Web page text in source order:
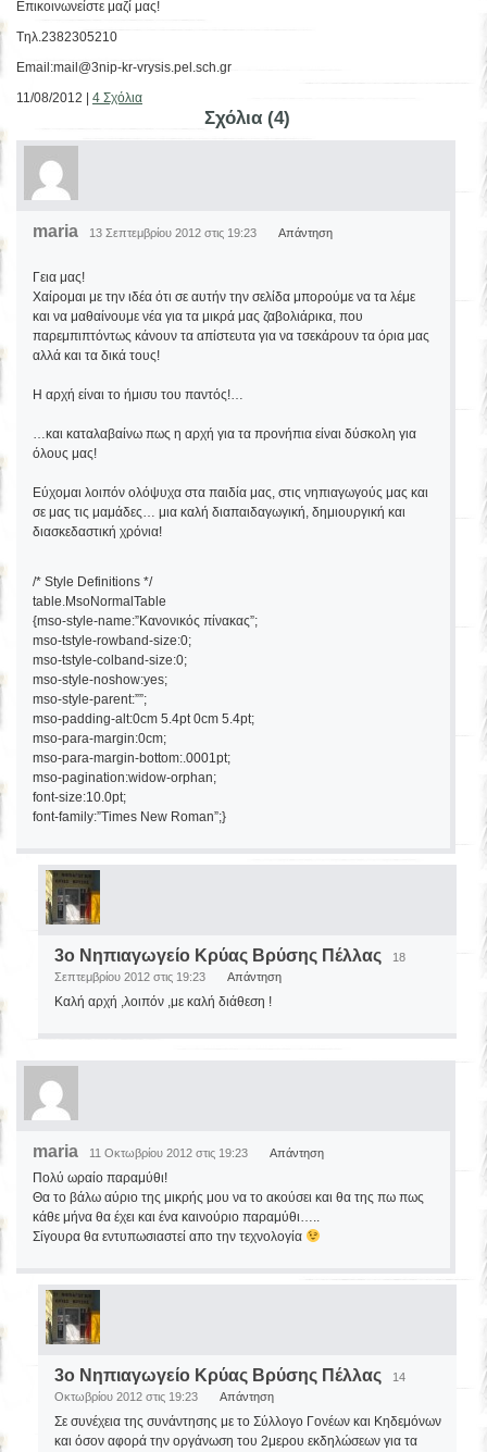
Επικοινωνείστε μαζί μας!
Tηλ.2382305210
Email:mail@3nip-kr-vrysis.pel.sch.gr
11/08/2012 | 4 Σχόλια
Σχόλια (4)
maria 13 Σεπτεμβρίου 2012 στις 19:23 Απάντηση
Γεια μας!
Χαίρομαι με την ιδέα ότι σε αυτήν την σελίδα μπορούμε να τα λέμε
και να μαθαίνουμε νέα για τα μικρά μας ζαβολιάρικα, που
παρεμπιπτόντως κάνουν τα απίστευτα για να τσεκάρουν τα όρια μας
αλλά και τα δικά τους!
Η αρχή είναι το ήμισυ του παντός!…
…και καταλαβαίνω πως η αρχή για τα προνήπια είναι δύσκολη για
όλους μας!
Εύχομαι λοιπόν ολόψυχα στα παιδία μας, στις νηπιαγωγούς μας και
σε μας τις μαμάδες… μια καλή διαπαιδαγωγική, δημιουργική και
διασκεδαστική χρόνια!
/* Style Definitions */
table.MsoNormalTable
{mso-style-name:”Κανονικός πίνακας”;
mso-tstyle-rowband-size:0;
mso-tstyle-colband-size:0;
mso-style-noshow:yes;
mso-style-parent:””;
mso-padding-alt:0cm 5.4pt 0cm 5.4pt;
mso-para-margin:0cm;
mso-para-margin-bottom:.0001pt;
mso-pagination:widow-orphan;
font-size:10.0pt;
font-family:”Times New Roman”;}
3o Νηπιαγωγείο Κρύας Βρύσης Πέλλας
18
Σεπτεμβρίου 2012 στις 19:23 Απάντηση
Καλή αρχή ,λοιπόν ,με καλή διάθεση !
maria 11 Οκτωβρίου 2012 στις 19:23 Απάντηση
Πολύ ωραίο παραμύθι!
Θα το βάλω αύριο της μικρής μου να το ακούσει και θα της πω πως
κάθε μήνα θα έχει και ένα καινούριο παραμύθι…..
Σίγουρα θα εντυπωσιαστεί απο την τεχνολογία
3o Νηπιαγωγείο Κρύας Βρύσης Πέλλας
14
Οκτωβρίου 2012 στις 19:23 Απάντηση
Σε συνέχεια της συνάντησης με το Σύλλογο Γονέων και Κηδεμόνων
και όσον αφορά την οργάνωση του 2μερου εκδηλώσεων για τα